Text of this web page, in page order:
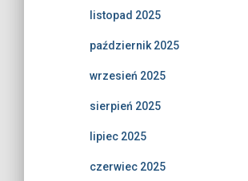
listopad 2025
październik 2025
wrzesień 2025
sierpień 2025
lipiec 2025
czerwiec 2025